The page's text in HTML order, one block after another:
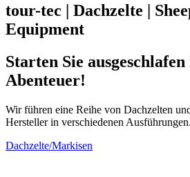
tour-tec | Dachzelte |
Equipment
Starten Sie
Abenteuer!
Wir führen eine Reihe von Dachzelten
Hersteller in verschiedenen Ausführungen.
Dachzelte/Markisen